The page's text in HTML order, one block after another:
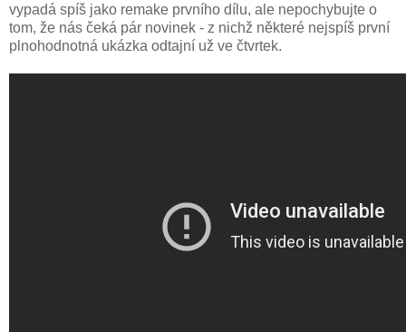
vypadá spíš jako remake prvního dílu, ale nepochybujte o
tom, že nás čeká pár novinek - z nichž některé nejspíš první
plnohodnotná ukázka odtajní už ve čtvrtek.